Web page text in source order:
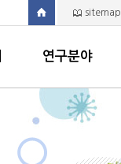
sitemap
연구분야